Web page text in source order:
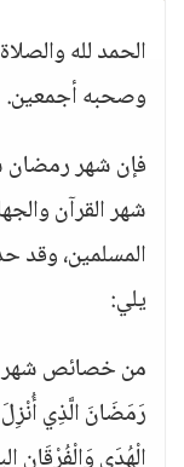
الحمد لله
وصحبه أجمعين.
فإن شهر رمضان
شهر القرآن
المسلمين، وقد
يلي:
من خصائص شهر
رَمَضَانَ الَّذِي